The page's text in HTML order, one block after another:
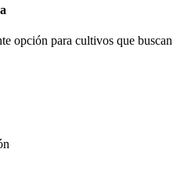
opción para cultivos que buscan